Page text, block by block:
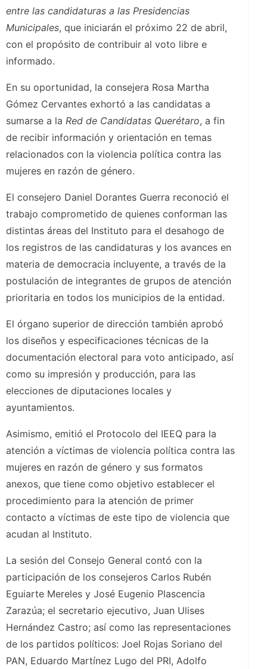
entre las candidaturas a las Presidencias
Municipales, que iniciarán el próximo 22 de abril,
con el propósito de contribuir al voto libre e
informado.
En su oportunidad, la consejera Rosa Martha
Gómez Cervantes exhortó a las candidatas a
sumarse a la Red de Candidatas Querétaro, a fin
de recibir información y orientación en temas
relacionados con la violencia política contra las
mujeres en razón de género.
El consejero Daniel Dorantes Guerra reconoció el
trabajo comprometido de quienes conforman las
distintas áreas del Instituto para el desahogo de
los registros de las candidaturas y los avances en
materia de democracia incluyente, a través de la
postulación de integrantes de grupos de atención
prioritaria en todos los municipios de la entidad.
El órgano superior de dirección también aprobó
los diseños y especificaciones técnicas de la
documentación electoral para voto anticipado, así
como su impresión y producción, para las
elecciones de diputaciones locales y
ayuntamientos.
Asimismo, emitió el Protocolo del IEEQ para la
atención a víctimas de violencia política contra las
mujeres en razón de género y sus formatos
anexos, que tiene como objetivo establecer el
procedimiento para la atención de primer
contacto a víctimas de este tipo de violencia que
acudan al Instituto.
La sesión del Consejo General contó con la
participación de los consejeros Carlos Rubén
Eguiarte Mereles y José Eugenio Plascencia
Zarazúa; el secretario ejecutivo, Juan Ulises
Hernández Castro; así como las representaciones
de los partidos políticos: Joel Rojas Soriano del
PAN, Eduardo Martínez Lugo del PRI, Adolfo